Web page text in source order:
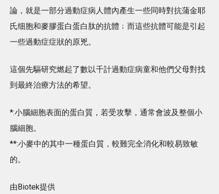
論，就是一部分過動症病人體內產生一些同時對抗蒲金耶
氏细胞和麥膠蛋白蛋白肽的抗體﹔而這些抗體可能是引起
一些過動症症狀的原兇。
這個先驅研究燃起了數以千計過動症病童和他們父母對找
到最終治療方法的希望。
*:小腦細胞表面的蛋白質，若受攻擊，通常會波及整個小
腦細胞。
**:小麥中的其中一種蛋白質，較難完全消化和較易致敏
的。
由Biotek提供